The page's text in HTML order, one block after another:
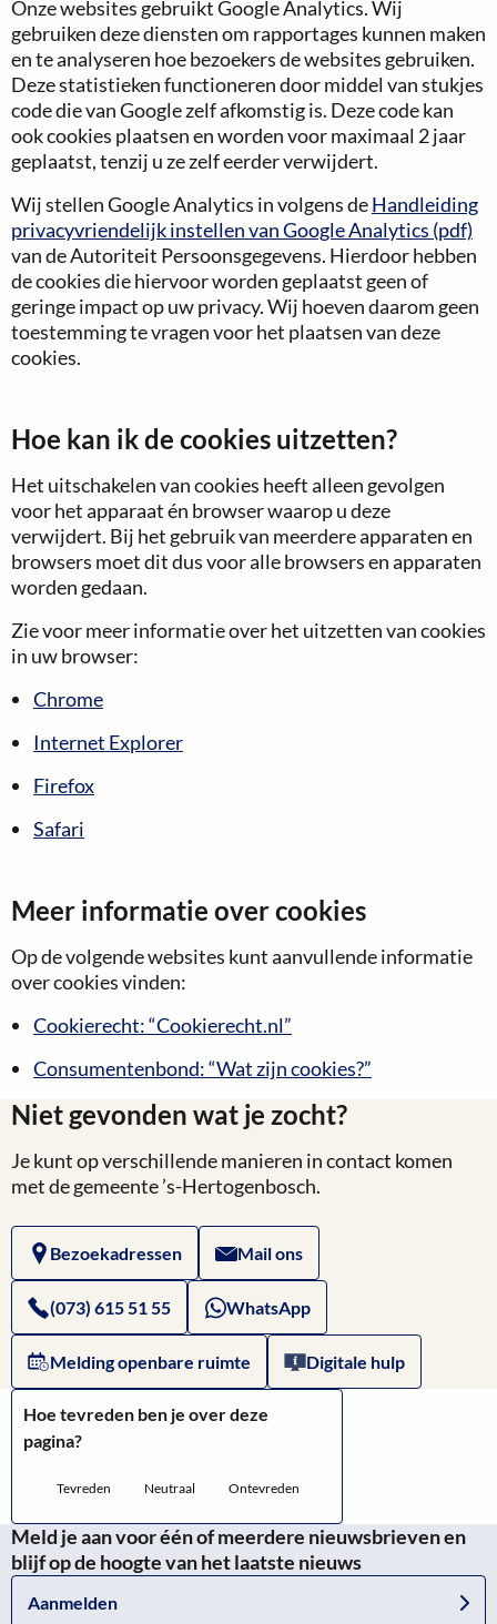
Onze websites gebruikt Google Analytics. Wij
gebruiken deze diensten om rapportages kunnen maken
en te analyseren hoe bezoekers de websites gebruiken.
Deze statistieken functioneren door middel van stukjes
code die van Google zelf afkomstig is. Deze code kan
ook cookies plaatsen en worden voor maximaal 2 jaar
geplaatst, tenzij u ze zelf eerder verwijdert.
Wij stellen Google Analytics in volgens deHandleiding
privacyvriendelijk instellen van Google Analytics (pdf)
van de Autoriteit Persoonsgegevens. Hierdoor hebben
de cookies die hiervoor worden geplaatst geen of
geringe impact op uw privacy. Wij hoeven daarom geen
toestemming te vragen voor het plaatsen van deze
cookies.
Hoe kan ik de cookies uitzetten?
Het uitschakelen van cookies heeft alleen gevolgen
voor het apparaat én browser waarop u deze
verwijdert. Bij het gebruik van meerdere apparaten en
browsers moet dit dus voor alle browsers en apparaten
worden gedaan.
Zie voor meer informatie over het uitzetten van cookies
in uw browser:
Chrome
Internet Explorer
Firefox
Safari
Meer informatie over cookies
Op de volgende websites kunt aanvullende informatie
over cookies vinden:
Cookierecht: “Cookierecht.nl”
Consumentenbond: “Wat zijn cookies?”
Niet gevonden wat je zocht?
Je kunt op verschillende manieren in contact komen
met de gemeente ’s-Hertogenbosch.
Bezoekadressen Mail ons
(073) 615 51 55 WhatsApp
Melding openbare ruimte Digitale hulp
Hoe tevreden ben je over deze
pagina?
Tevreden Neutraal Ontevreden
Meld je aan voor één of meerdere nieuwsbrieven en
blijf op de hoogte van het laatste nieuws
Aanmelden